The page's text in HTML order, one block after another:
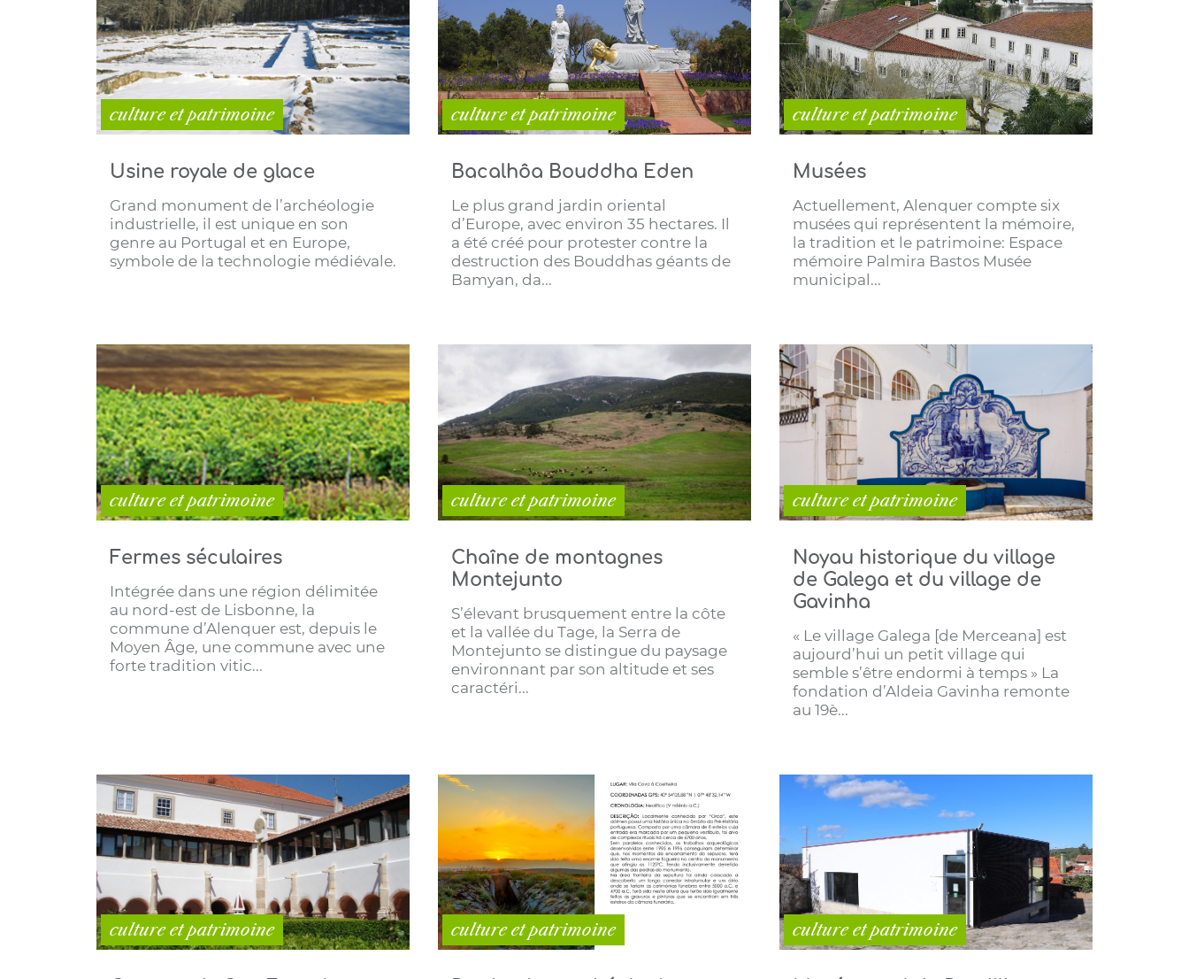
culture et patrimoine
Usine royale de glace
Grand monument de l’archéologie
industrielle, il est unique en son
genre au Portugal et en Europe,
symbole de la technologie médiévale.
culture et patrimoine
Bacalhôa Bouddha Eden
Le plus grand jardin oriental
d’Europe, avec environ 35 hectares. Il
a été créé pour protester contre la
destruction des Bouddhas géants de
Bamyan, da...
culture et patrimoine
Musées
Actuellement, Alenquer compte six
musées qui représentent la mémoire,
la tradition et le patrimoine: Espace
mémoire Palmira Bastos Musée
municipal...
culture et patrimoine
Fermes séculaires
Intégrée dans une région délimitée
au nord-est de Lisbonne, la
commune d’Alenquer est, depuis le
Moyen Âge, une commune avec une
forte tradition vitic...
culture et patrimoine
Chaîne de montagnes
Montejunto
S’élevant brusquement entre la côte
et la vallée du Tage, la Serra de
Montejunto se distingue du paysage
environnant par son altitude et ses
caractéri...
culture et patrimoine
Noyau historique du village
de Galega et du village de
Gavinha
« Le village Galega [de Merceana] est
aujourd’hui un petit village qui
semble s’être endormi à temps » La
fondation d’Aldeia Gavinha remonte
au 19è...
culture et patrimoine culture et patrimoine culture et patrimoine